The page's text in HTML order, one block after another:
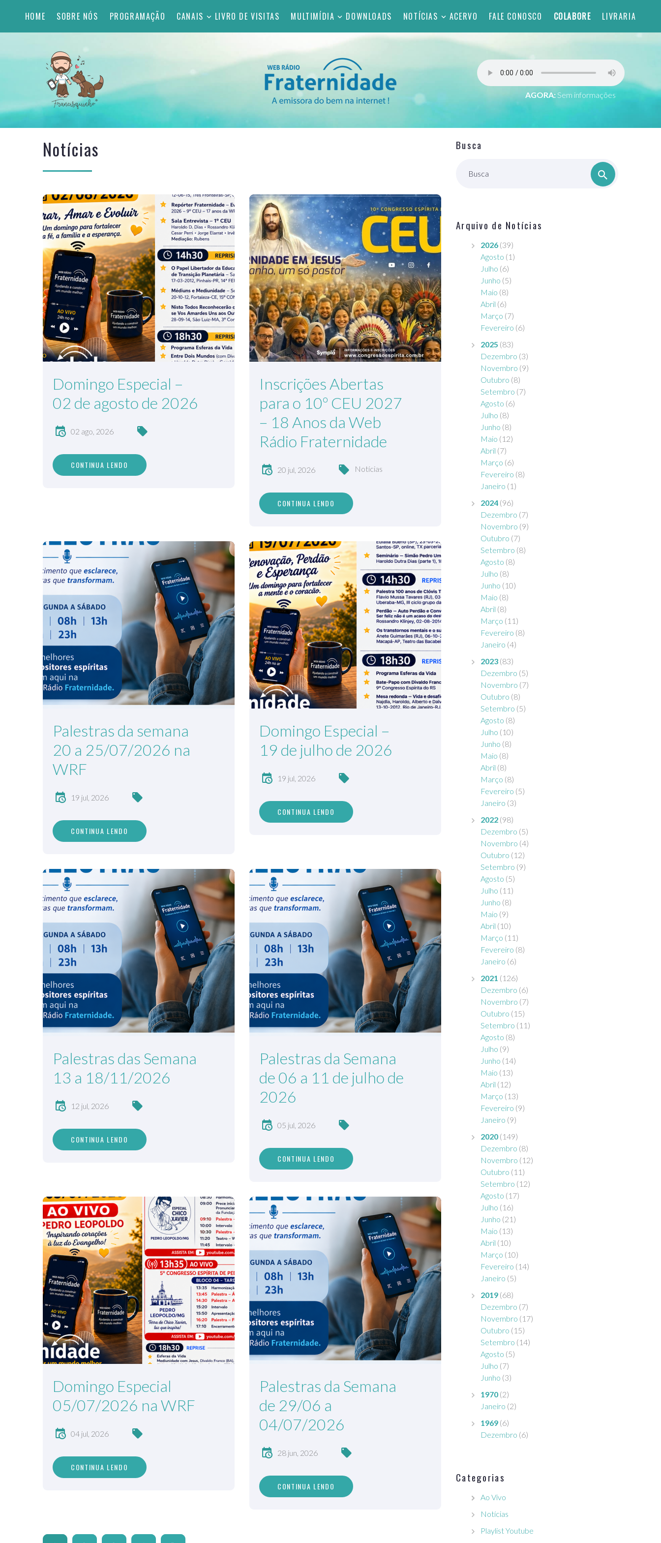
HOME SOBRE NÓS PROGRAMAÇÃO CANAIS LIVRO DE VISITAS MULTIMÍDIA DOWNLOADS NOTÍCIAS ACERVO FALE CONOSCO COLABORE LIVRARIA
AGORA: Sem informações
Notícias
Domingo Especial –
02 de agosto de 2026
02 ago, 2026
CONTINUA LENDO
Inscrições Abertas
para o 10º CEU 2027
– 18 Anos da Web
Rádio Fraternidade
20 jul, 2026 Notícias
CONTINUA LENDO
Palestras da semana
20 a 25/07/2026 na
WRF
19 jul, 2026
CONTINUA LENDO
Domingo Especial –
19 de julho de 2026
19 jul, 2026
CONTINUA LENDO
Palestras das Semana
13 a 18/11/2026
12 jul, 2026
CONTINUA LENDO
Palestras da Semana
de 06 a 11 de julho de
2026
05 jul, 2026
CONTINUA LENDO
Domingo Especial
05/07/2026 na WRF
04 jul, 2026
CONTINUA LENDO
Palestras da Semana
de 29/06 a
04/07/2026
28 jun, 2026
CONTINUA LENDO
Busca
Busca
Arquivo de Notícias
2026 (39)
Agosto (1)
Julho (6)
Junho (5)
Maio (8)
Abril (6)
Março (7)
Fevereiro (6)
2025 (83)
Dezembro (3)
Novembro (9)
Outubro (8)
Setembro (7)
Agosto (6)
Julho (8)
Junho (8)
Maio (12)
Abril (7)
Março (6)
Fevereiro (8)
Janeiro (1)
2024 (96)
Dezembro (7)
Novembro (9)
Outubro (7)
Setembro (8)
Agosto (8)
Julho (8)
Junho (10)
Maio (8)
Abril (8)
Março (11)
Fevereiro (8)
Janeiro (4)
2023 (83)
Dezembro (5)
Novembro (7)
Outubro (8)
Setembro (5)
Agosto (8)
Julho (10)
Junho (8)
Maio (8)
Abril (8)
Março (8)
Fevereiro (5)
Janeiro (3)
2022 (98)
Dezembro (5)
Novembro (4)
Outubro (12)
Setembro (9)
Agosto (5)
Julho (11)
Junho (8)
Maio (9)
Abril (10)
Março (11)
Fevereiro (8)
Janeiro (6)
2021 (126)
Dezembro (6)
Novembro (7)
Outubro (15)
Setembro (11)
Agosto (8)
Julho (9)
Junho (14)
Maio (13)
Abril (12)
Março (13)
Fevereiro (9)
Janeiro (9)
2020 (149)
Dezembro (8)
Novembro (12)
Outubro (11)
Setembro (12)
Agosto (17)
Julho (16)
Junho (21)
Maio (13)
Abril (10)
Março (10)
Fevereiro (14)
Janeiro (5)
2019 (68)
Dezembro (7)
Novembro (17)
Outubro (15)
Setembro (14)
Agosto (5)
Julho (7)
Junho (3)
1970 (2)
Janeiro (2)
1969 (6)
Dezembro (6)
Categorias
Ao Vivo
Notícias
Playlist Youtube